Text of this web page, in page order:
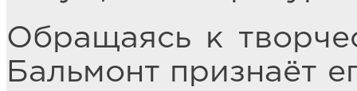
Обращаясь к
Бальмонт признаёт